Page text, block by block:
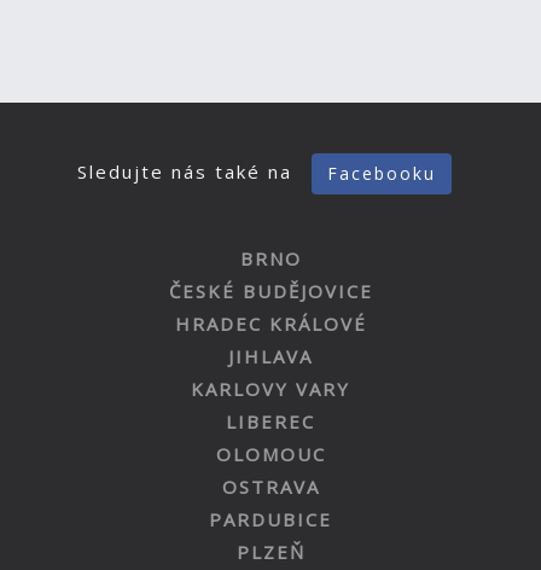
Sledujte nás také na Facebooku
BRNO
ČESKÉ BUDĚJOVICE
HRADEC KRÁLOVÉ
JIHLAVA
KARLOVY VARY
LIBEREC
OLOMOUC
OSTRAVA
PARDUBICE
PLZEŇ